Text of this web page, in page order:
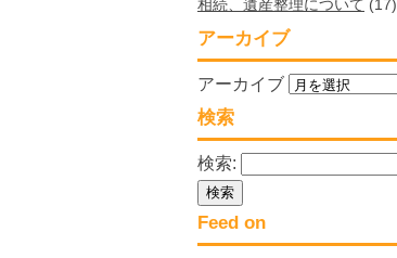
相続、遺産整理について (17)
アーカイブ
アーカイブ
検索
検索:
Feed on